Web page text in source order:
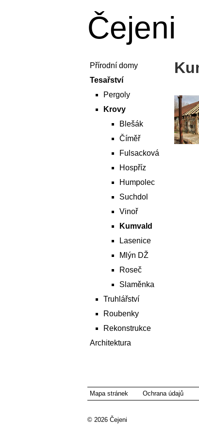
Čejeni
Přírodní domy
Tesařství
Pergoly
Krovy
Blešák
Číměř
Fulsacková
Hospříz
Humpolec
Suchdol
Vinoř
Kumvald
Lasenice
Mlýn DŽ
Roseč
Slaměnka
Truhlářství
Roubenky
Rekonstrukce
Architektura
Mapa stránek Ochrana údajů
© 2026 Čejeni